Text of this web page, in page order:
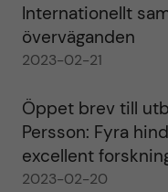
Internationellt
överväganden
2023-02-21
Öppet brev till
Persson: Fyra
excellent
2023-02-20